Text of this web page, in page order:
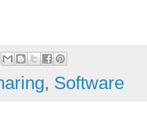
, Software